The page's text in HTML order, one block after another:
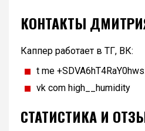
КОНТАКТЫ
Каппер работает в ТГ, ВК:
t me
vk com high__humidity
СТАТИСТИКА И